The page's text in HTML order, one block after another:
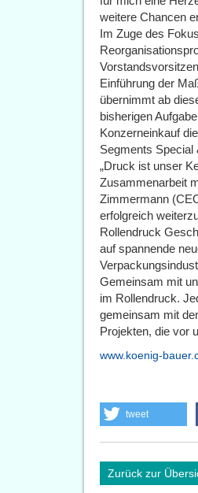
weitere Chancen
Im Zuge des
Einführung der
übernimmt ab
bisherigen
Konzerneinkauf
Segments Special
„Druck ist unser
Zusammenarbeit
Zimmermann
erfolgreich
Rollendruck
auf spannende
Gemeinsam mit
im Rollendruck.
gemeinsam mit
Projekten, die vor
www.koenig-
tweet
Zurück zur